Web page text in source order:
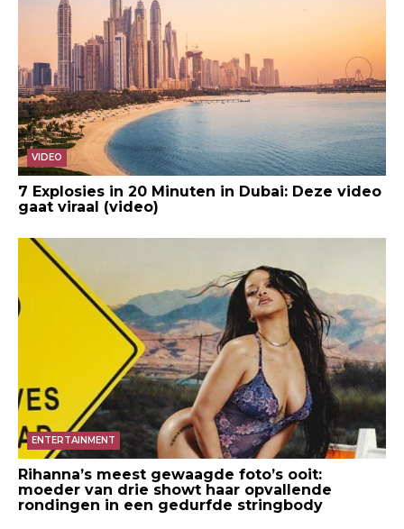
VIDEO
7 Explosies in 20 Minuten in Dubai: Deze video
gaat viraal (video)
ENTERTAINMENT
Rihanna’s meest gewaagde foto’s ooit:
moeder van drie showt haar opvallende
rondingen in een gedurfde stringbody